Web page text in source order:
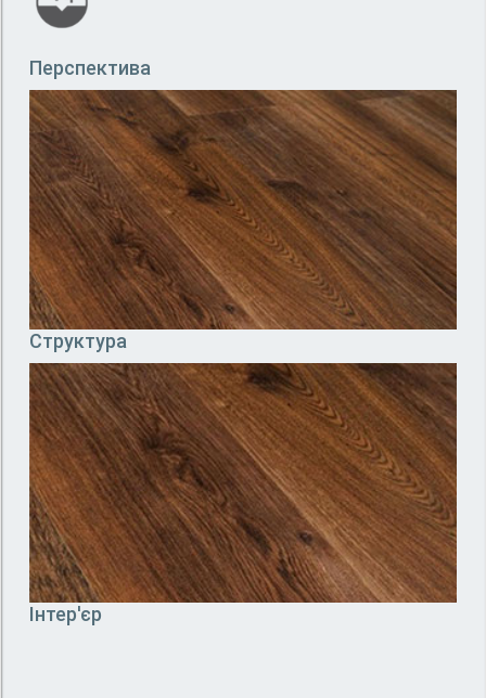
Перспектива
Структура
Інтер'єр